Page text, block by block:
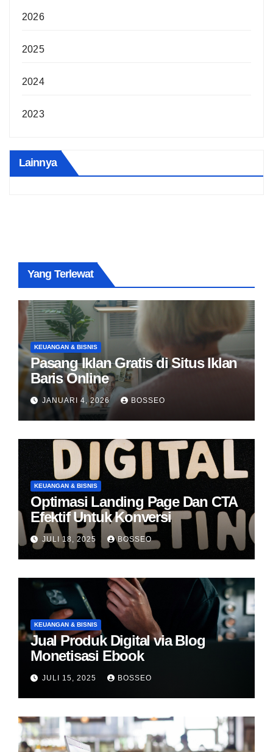
2026
2025
2024
2023
Lainnya
Yang Terlewat
KEUANGAN & BISNIS
Pasang Iklan Gratis di Situs Iklan
Baris Online
JANUARI 4, 2026 BOSSEO
KEUANGAN & BISNIS
Optimasi Landing Page Dan CTA
Efektif Untuk Konversi
JULI 18, 2025 BOSSEO
KEUANGAN & BISNIS
Jual Produk Digital via Blog
Monetisasi Ebook
JULI 15, 2025 BOSSEO